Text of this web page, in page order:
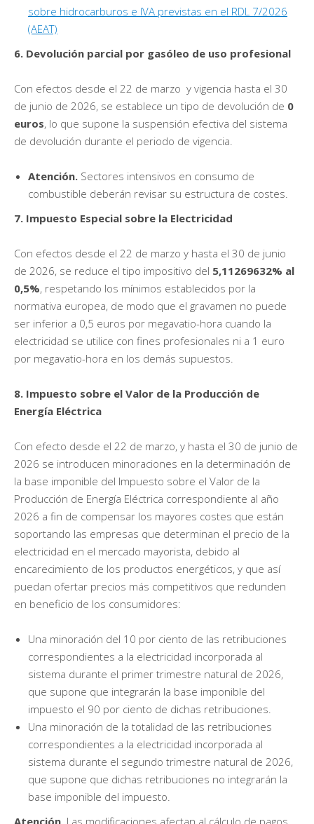
sobre hidrocarburos e IVA previstas en el RDL 7/2026
(AEAT)
6. Devolución parcial por gasóleo de uso profesional
Con efectos desde el 22 de marzo y vigencia hasta el 30
de junio de 2026, se establece un tipo de devolución de 0
euros, lo que supone la suspensión efectiva del sistema
de devolución durante el periodo de vigencia.
Atención. Sectores intensivos en consumo de
combustible deberán revisar su estructura de costes.
7. Impuesto Especial sobre la Electricidad
Con efectos desde el 22 de marzo y hasta el 30 de junio
de 2026, se reduce el tipo impositivo del 5,11269632% al
0,5%, respetando los mínimos establecidos por la
normativa europea, de modo que el gravamen no puede
ser inferior a 0,5 euros por megavatio-hora cuando la
electricidad se utilice con fines profesionales ni a 1 euro
por megavatio-hora en los demás supuestos.
8. Impuesto sobre el Valor de la Producción de
Energía Eléctrica
Con efecto desde el 22 de marzo, y hasta el 30 de junio de
2026 se introducen minoraciones en la determinación de
la base imponible del Impuesto sobre el Valor de la
Producción de Energía Eléctrica correspondiente al año
2026 a fin de compensar los mayores costes que están
soportando las empresas que determinan el precio de la
electricidad en el mercado mayorista, debido al
encarecimiento de los productos energéticos, y que así
puedan ofertar precios más competitivos que redunden
en beneficio de los consumidores:
Una minoración del 10 por ciento de las retribuciones
correspondientes a la electricidad incorporada al
sistema durante el primer trimestre natural de 2026,
que supone que integrarán la base imponible del
impuesto el 90 por ciento de dichas retribuciones.
Una minoración de la totalidad de las retribuciones
correspondientes a la electricidad incorporada al
sistema durante el segundo trimestre natural de 2026,
que supone que dichas retribuciones no integrarán la
base imponible del impuesto.
Atención. Las modificaciones afectan al cálculo de pagos